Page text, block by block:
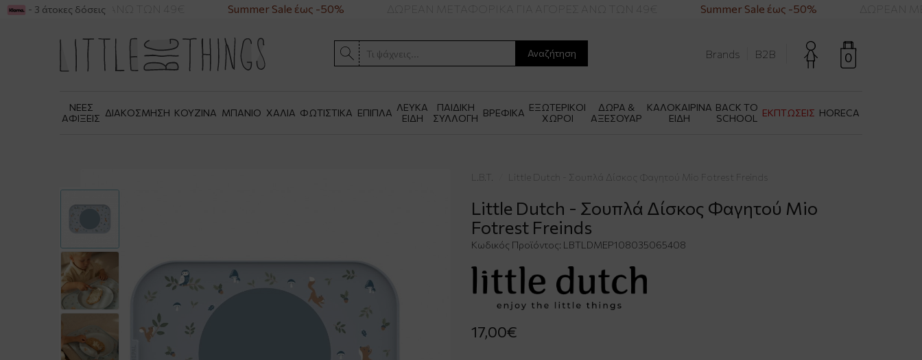
ΓΙΑ ΑΓΟΡΕΣ ΑΝΩ ΤΩΝ 49€ Summer Sale έως -50% ΔΩΡΕΑΝ ΜΕΤΑΦΟΡΙΚΑ ΓΙΑ ΑΓΟΡΕΣ ΑΝΩ ΤΩΝ 49€ Summer Sale έως -50% ΔΩΡΕΑΝ
- 3 άτοκες δόσεις
Αναζήτηση 0
Brands B2B
ΝΕΕΣ
ΑΦΙΞΕΙΣ ΔΙΑΚΟΣΜΗΣΗ ΚΟΥΖΙΝΑ ΜΠΑΝΙΟ ΧΑΛΙΑ ΦΩΤΙΣΤΙΚΑ ΕΠΙΠΛΑ ΛΕΥΚΑ
ΕΙΔΗ
ΠΑΙΔΙΚΗ
ΣΥΛΛΟΓΗ ΒΡΕΦΙΚΑ ΕΞΩΤΕΡΙΚΟΙ
ΧΩΡΟΙ
ΔΩΡΑ &
ΑΞΕΣΟΥΑΡ
ΚΑΛΟΚΑΙΡΙΝΑ
ΕΙΔΗ
BACK TO
SCHOOL
ΕΚΠΤΩΣΕΙΣ HORECA
L.B.T. Little Dutch - Σουπλά Δίσκος Φαγητού Mio Fotrest Freinds
Little Dutch - Σουπλά Δίσκος Φαγητού Mio
Fotrest Freinds
Κωδικός Προϊόντος: LBTLDMEP108035065408
17,00€